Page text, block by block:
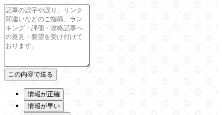
情報が正確
情報が早い